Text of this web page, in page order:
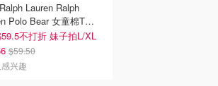
Lauren Ralph
Polo Bear 女童棉T恤
件
不打折 妹子拍L/XL
$59.50
兴趣